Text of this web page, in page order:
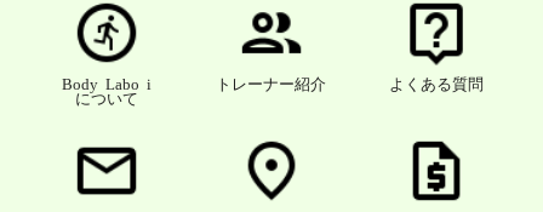
Body Labo i
について
トレーナー紹介 よくある質問